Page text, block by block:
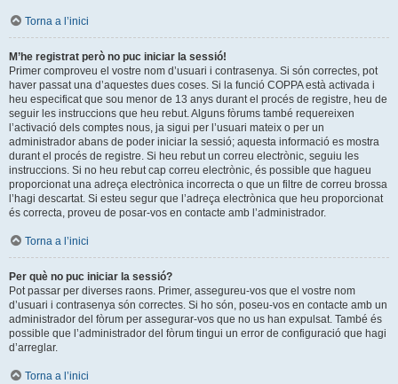
Torna a l’inici
M’he registrat però no puc iniciar la sessió!
Primer comproveu el vostre nom d’usuari i contrasenya. Si són correctes, pot
haver passat una d’aquestes dues coses. Si la funció COPPA està activada i
heu especificat que sou menor de 13 anys durant el procés de registre, heu de
seguir les instruccions que heu rebut. Alguns fòrums també requereixen
l’activació dels comptes nous, ja sigui per l’usuari mateix o per un
administrador abans de poder iniciar la sessió; aquesta informació es mostra
durant el procés de registre. Si heu rebut un correu electrònic, seguiu les
instruccions. Si no heu rebut cap correu electrònic, és possible que hagueu
proporcionat una adreça electrònica incorrecta o que un filtre de correu brossa
l’hagi descartat. Si esteu segur que l’adreça electrònica que heu proporcionat
és correcta, proveu de posar-vos en contacte amb l’administrador.
Torna a l’inici
Per què no puc iniciar la sessió?
Pot passar per diverses raons. Primer, assegureu-vos que el vostre nom
d’usuari i contrasenya són correctes. Si ho són, poseu-vos en contacte amb un
administrador del fòrum per assegurar-vos que no us han expulsat. També és
possible que l’administrador del fòrum tingui un error de configuració que hagi
d’arreglar.
Torna a l’inici